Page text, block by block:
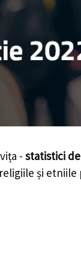
- statistici
și